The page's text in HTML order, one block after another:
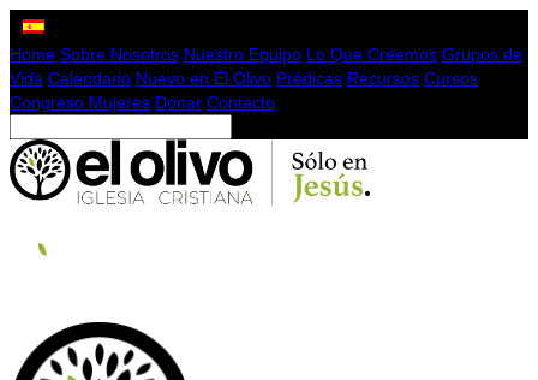
Home Sobre Nosotros Nuestro Equipo Lo Que Creemos Grupos de
Vida Calendario Nuevo en El Olivo Prédicas Recursos Cursos
Congreso Mujeres Donar Contacto